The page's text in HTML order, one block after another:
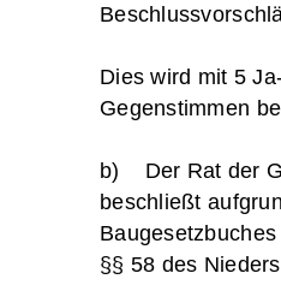
Dies wird mit 5
Gegenstimmen
b) Der Rat der
beschließt
§§ 58 des